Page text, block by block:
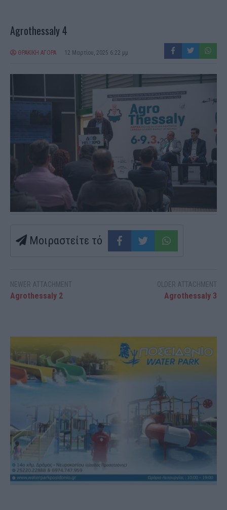
Agrothessaly 4
ΘΡΑΚΙΚΗ ΑΓΟΡΑ 12 Μαρτίου, 2025 6:22 μμ
Μοιραστείτε τό
NEWER ATTACHMENT
Agrothessaly 2
OLDER ATTACHMENT
Agrothessaly 3